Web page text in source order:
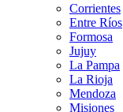
Corrientes
Entre Ríos
Formosa
Jujuy
La Pampa
La Rioja
Mendoza
Misiones